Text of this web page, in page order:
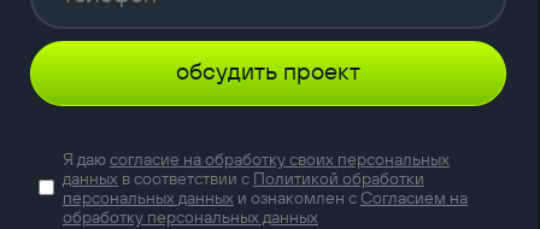
обсудить проект
Я даюсогласие на обработку своих персональных
данных в соответствии с Политикой обработки
персональных данных и ознакомлен с Согласием на
обработку персональных данных